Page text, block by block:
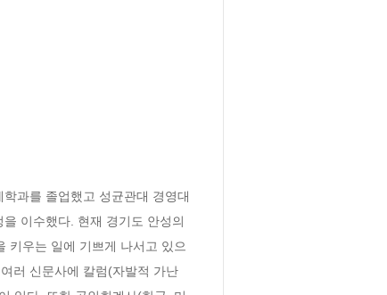
과를 졸업했고 성균관대 경영대
이수했다. 현재 경기도 안성의
키우는 일에 기쁘게 나서고 있으
러 신문사에 칼럼(자발적 가난